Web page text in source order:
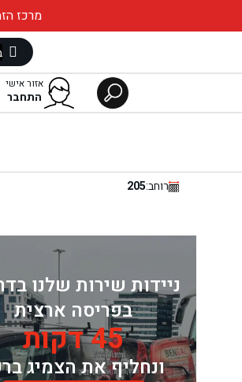
:מרכז
אזור אישי
התחבר
רוחב:205
ניידות שירות שלנו
בפריסה ארצית
45 דקות
ונחליף את הצמיג